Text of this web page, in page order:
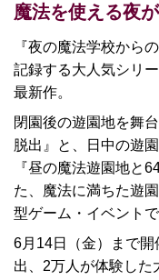
魔法を使える夜
『夜の魔法学校から
記録する大人気シリ
最新作。
閉園後の遊園地を舞
脱出』と、日中の遊
『昼の魔法遊園地と
た、魔法に満ちた遊
型ゲーム・イベントで
6月14日（金）まで
出、2万人が体験した